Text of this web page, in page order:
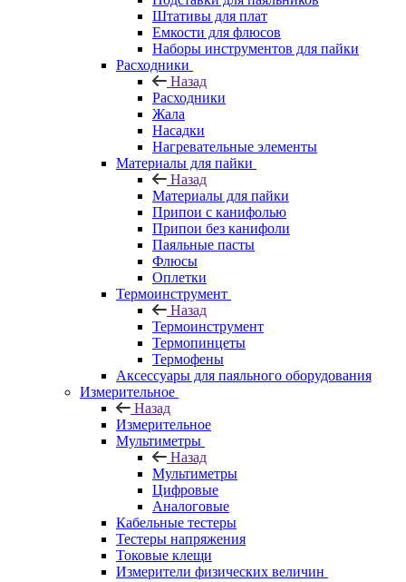
Штативы для плат
Емкости для флюсов
Наборы инструментов для пайки
Расходники
Назад
Расходники
Жала
Насадки
Нагревательные элементы
Материалы для пайки
Назад
Материалы для пайки
Припои с канифолью
Припои без канифоли
Паяльные пасты
Флюсы
Оплетки
Термоинструмент
Назад
Термоинструмент
Термопинцеты
Термофены
Аксессуары для паяльного оборудования
Измерительное
Назад
Измерительное
Мультиметры
Назад
Мультиметры
Цифровые
Аналоговые
Кабельные тестеры
Тестеры напряжения
Токовые клещи
Измерители физических величин